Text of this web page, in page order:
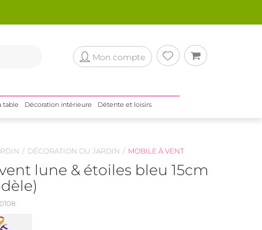
Mon compte
table Décoration intérieure Détente et loisirs
DÉCORATION DU JARDIN MOBILE À VENT
lune & étoiles bleu 15cm